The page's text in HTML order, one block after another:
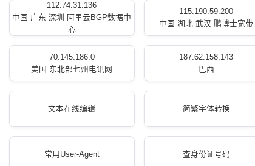
112.74.31.136
中国 广东 深圳 阿里云BGP数据中
心
115.190.59.200
中国 湖北 武汉 鹏博士宽带
70.145.186.0
美国 东北部七州电讯网
187.62.158.143
巴西
文本在线编辑 简繁字体转换
常用User-Agent 查身份证号码